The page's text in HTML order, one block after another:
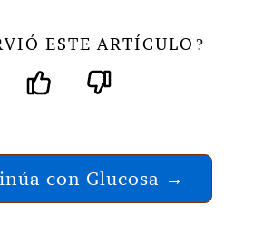
ESTE ARTÍCULO ?
con Glucosa →